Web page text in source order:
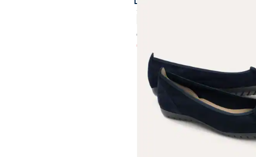
Soft Ballerina
€ 149,00
€ 79,99
Seite 1 geladen. Zeige Produkte